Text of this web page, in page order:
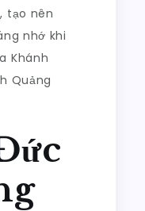
tạo nên
nhớ khi
Khánh
Quảng